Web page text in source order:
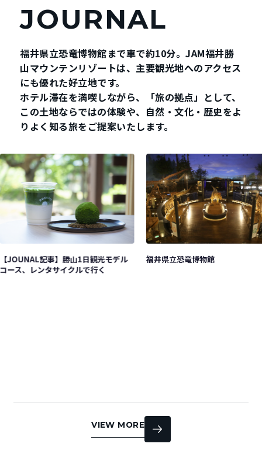
JOURNAL
福井県立恐竜博物館まで車で約10分。JAM福井勝
山マウンテンリゾートは、主要観光地へのアクセス
にも優れた好立地です。
ホテル滞在を満喫しながら、「旅の拠点」として、
この土地ならではの体験や、自然・文化・歴史をよ
りよく知る旅をご提案いたします。
【JOUNAL記事】勝山1日観光モデル
コース、レンタサイクルで行く
福井県立恐竜博物館
VIEW MORE